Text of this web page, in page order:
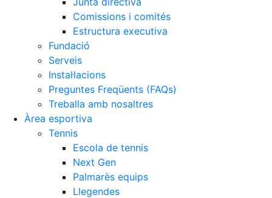
Comissions i comités
Estructura executiva
Fundació
Serveis
Instal·lacions
Preguntes Freqüents (FAQs)
Treballa amb nosaltres
Àrea esportiva
Tennis
Escola de tennis
Next Gen
Palmarès equips
Llegendes